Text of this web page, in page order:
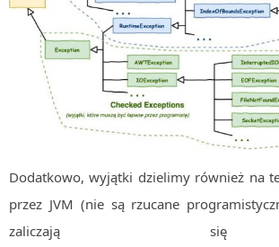
Dodatkowo, wyjątki dzielimy również na
przez JVM (nie są rzucane
zaliczają